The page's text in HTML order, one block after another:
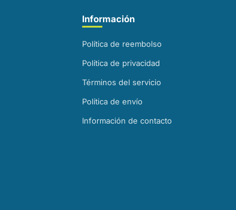
Información
Política de reembolso
Política de privacidad
Términos del servicio
Política de envío
Información de contacto